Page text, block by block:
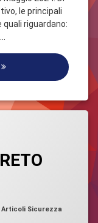
le principali
riguardano:
LEGGE N. 55 DEL
Categorie:
Articoli Sicurezza